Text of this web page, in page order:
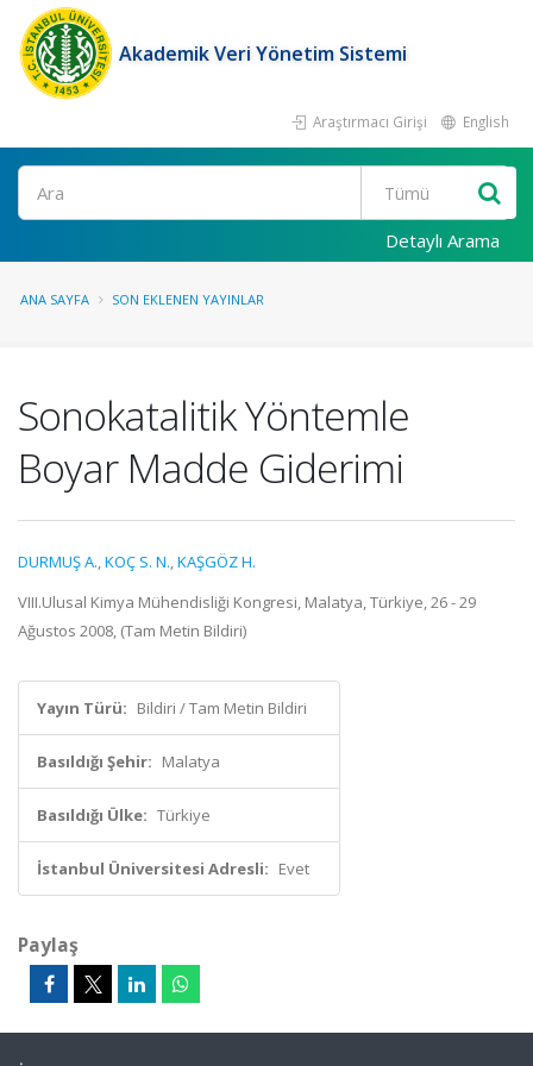
Akademik Veri Yönetim Sistemi
Araştırmacı Girişi English
Ara
Detaylı Arama
ANA SAYFA SON EKLENEN YAYINLAR
Sonokatalitik Yöntemle
Boyar Madde Giderimi
DURMUŞ A.,KOÇ S. N.,KAŞGÖZ H.
VIII.Ulusal Kimya Mühendisliği Kongresi, Malatya, Türkiye, 26 - 29
Ağustos 2008, (Tam Metin Bildiri)
Yayın Türü: Bildiri / Tam Metin Bildiri
Basıldığı Şehir: Malatya
Basıldığı Ülke: Türkiye
İstanbul Üniversitesi Adresli: Evet
Paylaş